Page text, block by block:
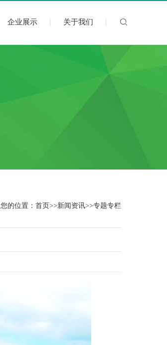
企业展示 关于我们
您的位置： 首页>>新闻资讯>>专题专栏